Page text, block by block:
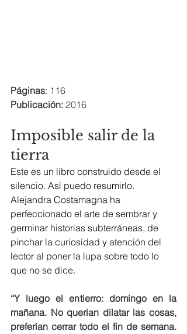
Páginas: 116
Publicación: 2016
Imposible salir de la
tierra
Este es un libro construido desde el
silencio. Así puedo resumirlo.
Alejandra Costamagna ha
perfeccionado el arte de sembrar y
germinar historias subterráneas, de
pinchar la curiosidad y atención del
lector al poner la lupa sobre todo lo
que no se dice.
“Y luego el entierro: domingo en la
mañana. No querían dilatar las cosas,
preferían cerrar todo el fin de semana.